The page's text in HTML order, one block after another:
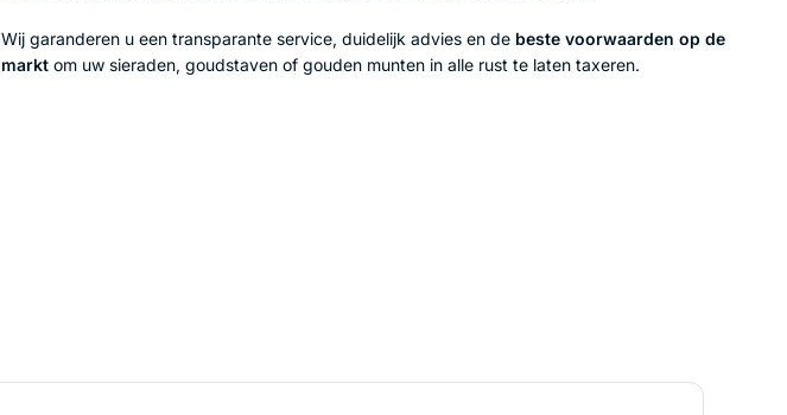
Wij garanderen u een transparante service, duidelijk advies en de beste voorwaarden op de
markt om uw sieraden, goudstaven of gouden munten in alle rust te laten taxeren.